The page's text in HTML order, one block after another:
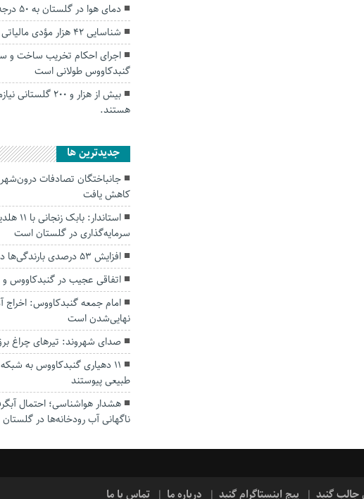
دمای هوا در گلستان به ۵۰ درجه می‌رسد.
شناسایی ۴۲ هزار مؤدی مالیاتی جدید در گلستان
اجرای احکام تخریب ساخت و
گنبدکاووس طولانی است
بیش از هزار و ۲۰۰
هستند.
جديدترين ها
کاهش یافت
سرمایه‌گذاری در گلستان است
افزایش ۵۳ درصدی بارندگی‌ها در گلستان
اتفاقی عجیب در‌ گنبدکاووس
امام جمعه گنبدکاووس: اخراج
نهایی‌شدن است
صدای شهروند: تیرهای چراغ
۱۱ دهیاری گنبدکاووس به
طبیعی پیوستند
هشدار هواشناسی؛ احتمال
ناگهانی آب رودخانه‌ها در گلستان
جالب گنبد پیج اینستاگرام گنبد درباره ما تماس با ما